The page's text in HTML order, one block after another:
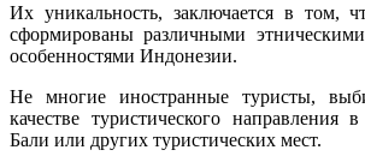
Их уникальность, заключается в том,
сформированы различными
особенностями Индонезии.
Не многие иностранные туристы,
качестве туристического направления
Бали или других туристических мест.